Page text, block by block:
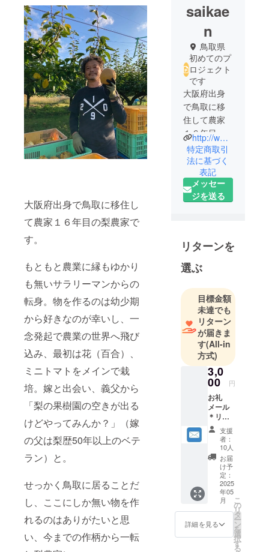
大阪府出身で鳥取に移住し
て農家１６年目の梨農家で
す。
もともと農業に縁もゆかり
も無いサラリーマンからの
転身。物を作るのは幼少期
から好きなのが幸いし、一
念発起で農業の世界へ飛び
込み、最初は花（百合）、
ミニトマトをメインで栽
培。嫁と出会い、義父から
「梨の果樹園の空きが出る
けどやってみんか？」（嫁
の父は梨歴50年以上のベテ
ラン）と。
せっかく鳥取に居ることだ
し、ここにしか無い物を作
れるのはありがたいと思
い、今までの作柄から一転
saikae
n
鳥取県
初めてのプ
ロジェクト
です
大阪府出身
で鳥取に移
住して農家
１６年目の
梨農家で
す。
縁もゆかり
も無い農業
の世界へサ
起で転身。
物を作るの
は幼少期か
が幸いした
が、流石に
そんなに甘
くはなかっ
た。
当初は主に
花（百
合）、ミニ
トマトをメ
インで栽
嫁と出会
い、義父か
ら「梨の果
樹園の空き
が出るけど
やってみな
いか？」
と。
http://www.instagram.com/saikaen_tottori
特定商取引
法に基づく
表記
メッセー
ジを送る
リターンを
選ぶ
目標金額
未達でも
リターン
が届きま
す(All-in
方式)
3,0
00 円
お礼
メール
＊リ
ターン
品内容
・お礼
メール
・管理
の近況
報告 ・
支援者
様のお
名前を
鳥取駅
前の二
十世紀
支援
者：
10人
お届
け予
定：
2025
年05
月
詳細を見る
こ
の
リ
タ
ー
ン
を
選
択
す
る